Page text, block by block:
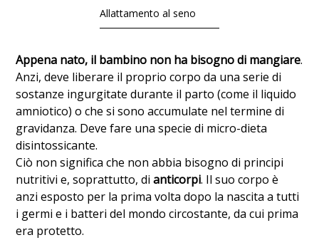
Allattamento al seno
Appena nato, il bambino non ha bisogno di mangiare.
Anzi, deve liberare il proprio corpo da una serie di
sostanze ingurgitate durante il parto (come il liquido
amniotico) o che si sono accumulate nel termine di
gravidanza. Deve fare una specie di micro-dieta
disintossicante.
Ciò non significa che non abbia bisogno di principi
nutritivi e, soprattutto, dianticorpi. Il suo corpo è
anzi esposto per la prima volta dopo la nascita a tutti
i germi e i batteri del mondo circostante, da cui prima
era protetto.